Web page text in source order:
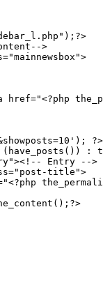
>
href="<?php
?>
:
Entry -->
title">
?>"